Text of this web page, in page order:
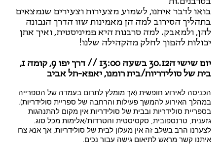
בואו לדבר איתנו, לשמוע מצעירות וצעירים שנמצאים
בתהליך הסירוב למה הן מאמינות שזו הדרך הנכונה
להן, ולמאבק. למה סרבנות היא פמיניסטית, ואיך אתן
יכולות להפוך לחלק מהקהילה שלנו!
יום שישי ה30.12 בשעה 13:00 // דרך יפו 9, קומה 1,
בית של סולידריות/בית רומנו, יאפא-תל אביב
הכניסה לאירוע חופשית (אך מומלץ לתרום בעמדה של הספרייה
במהלך האירוע להמשך פעילות והרחבה של ספריית סולידריות).
בספריית סולידריות ובבית של סולידריות אין מקום להתנהגות
גזענית, טרנספובית, סקסיסטית והטרדות/אלימות מכל סוג.
לצערנו הרב בשלב זה אין מעלון לבית של סולידריות, אך אנא צרו
איתנו קשר מראש לתיאום גישה עבור נכים.